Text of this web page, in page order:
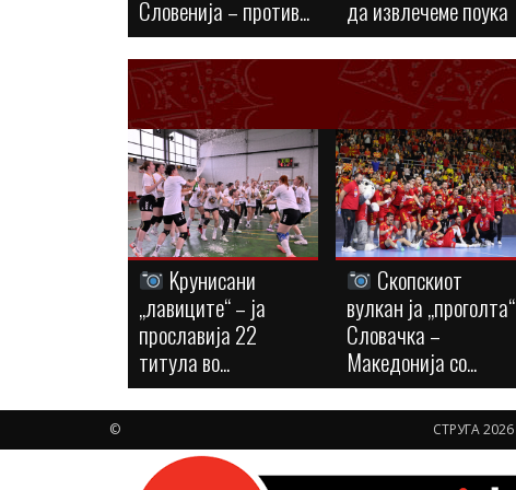
Словенија – против...
да извлечеме поука
Kрунисани
„лавиците“ – ја
прославија 22
титула во...
Скопскиот
вулкан ја „проголта“
Словачка –
Македонија со...
СТРУГА 2026
©